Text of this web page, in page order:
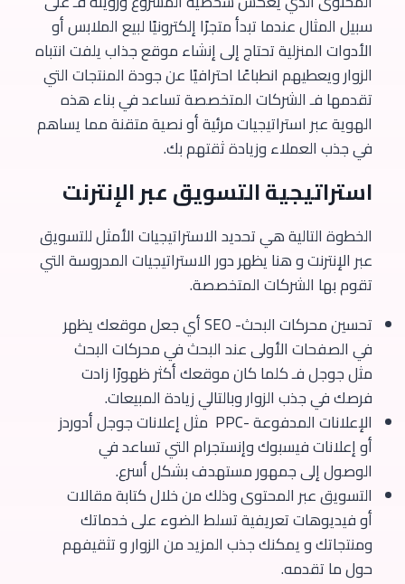
سبيل المثال عندما تبدأ متجرًا إلكترونيًا لبيع الملابس أو
الأدوات المنزلية تحتاج إلى إنشاء موقع جذاب يلفت انتباه
الزوار ويعطيهم انطباعًا احترافيًا عن جودة المنتجات التي
تقدمها فـ الشركات المتخصصة تساعد في بناء هذه
الهوية عبر استراتيجيات مرئية أو نصية متقنة مما يساهم
في جذب العملاء وزيادة ثقتهم بك.
استراتيجية التسويق عبر الإنترنت
الخطوة التالية هي تحديد الاستراتيجيات الأمثل للتسويق
عبر الإنترنت و هنا يظهر دور الاستراتيجيات المدروسة التي
تقوم بها الشركات المتخصصة.
تحسين محركات البحث- SEO أي جعل موقعك يظهر
في الصفحات الأولى عند البحث في محركات البحث
مثل جوجل فـ كلما كان موقعك أكثر ظهورًا زادت
فرصك في جذب الزوار وبالتالي زيادة المبيعات.
الإعلانات المدفوعة -PPC مثل إعلانات جوجل أدوردز
أو إعلانات فيسبوك وإنستجرام التي تساعد في
الوصول إلى جمهور مستهدف بشكل أسرع.
التسويق عبر المحتوى وذلك من خلال كتابة مقالات
أو فيديوهات تعريفية تسلط الضوء على خدماتك
ومنتجاتك و يمكنك جذب المزيد من الزوار و تثقيفهم
حول ما تقدمه.